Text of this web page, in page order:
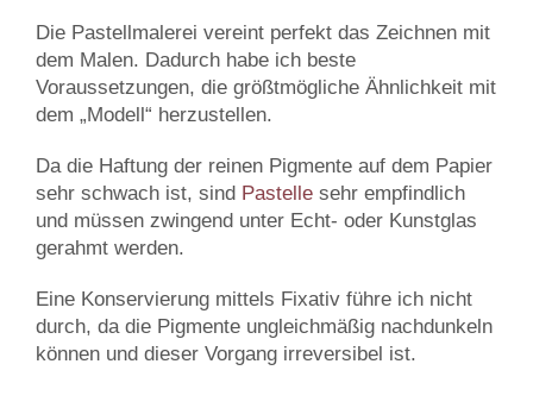
Die Pastellmalerei vereint perfekt das Zeichnen mit
dem Malen. Dadurch habe ich beste
Voraussetzungen, die größtmögliche Ähnlichkeit mit
dem „Modell“ herzustellen.
Da die Haftung der reinen Pigmente auf dem Papier
sehr schwach ist, sind Pastelle sehr empfindlich
und müssen zwingend unter Echt- oder Kunstglas
gerahmt werden.
Eine Konservierung mittels Fixativ führe ich nicht
durch, da die Pigmente ungleichmäßig nachdunkeln
können und dieser Vorgang irreversibel ist.